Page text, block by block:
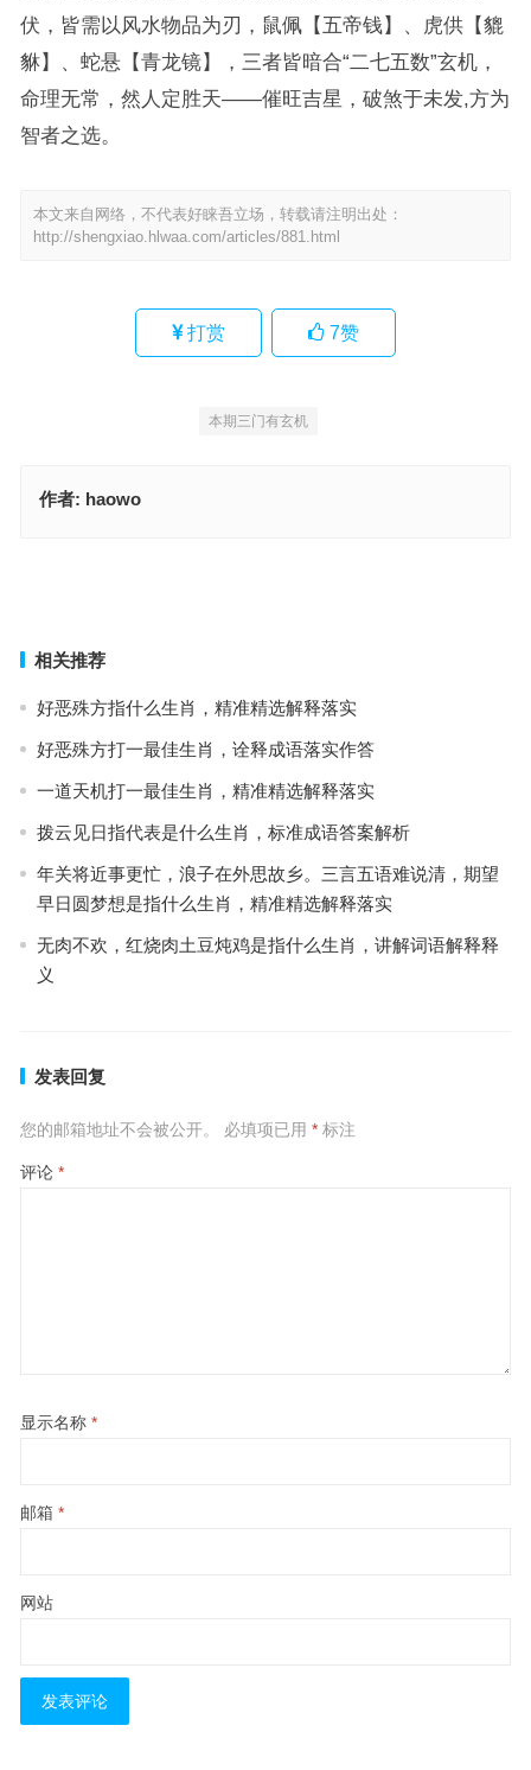
伏，皆需以风水物品为刃，鼠佩【五帝钱】、虎供【貔
貅】、蛇悬【青龙镜】，三者皆暗合“二七五数”玄机，
命理无常，然人定胜天——催旺吉星，破煞于未发,方为
智者之选。
本文来自网络，不代表好睐吾立场，转载请注明出处：
http://shengxiao.hlwaa.com/articles/881.html
打赏 7赞
本期三门有玄机
作者: haowo
相关推荐
好恶殊方指什么生肖，精准精选解释落实
好恶殊方打一最佳生肖，诠释成语落实作答
一道天机打一最佳生肖，精准精选解释落实
拨云见日指代表是什么生肖，标准成语答案解析
年关将近事更忙，浪子在外思故乡。三言五语难说清，期望
早日圆梦想是指什么生肖，精准精选解释落实
无肉不欢，红烧肉土豆炖鸡是指什么生肖，讲解词语解释释
义
发表回复
您的邮箱地址不会被公开。 必填项已用 *标注
评论 *
显示名称 *
邮箱 *
网站